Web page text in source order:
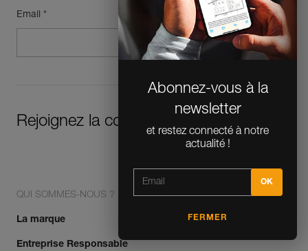
Abonnez-vous à la
newsletter
et restez connecté à notre
actualité !
FERMER
Email *
Rejoignez la communauté !
QUI SOMMES-NOUS ?
La marque
Entreprise Responsable